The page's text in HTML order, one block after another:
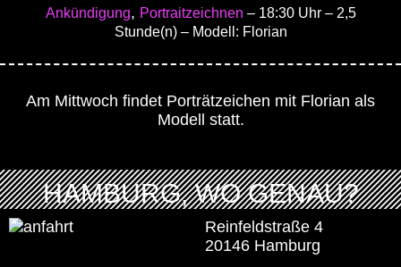
Ankündigung, Portraitzeichnen – 18:30 Uhr– 2,5
Stunde(n)– Modell: Florian
Am Mittwoch findet Porträtzeichen mit Florian als
Modell statt.
HAMBURG, WO GENAU?
Reinfeldstraße 4
20146 Hamburg